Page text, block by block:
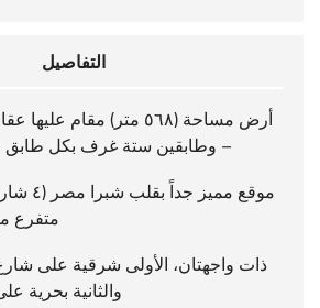
التفاصيل
أرض مساحة (٥٦٨ متر) مقام
– وطابقين ستة غرف بكل
موقع
متفرع
ذات واجهتان، الأولى شرقية على
والثانية بحرية